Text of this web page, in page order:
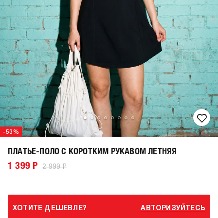
-53%
ПЛАТЬЕ-ПОЛО С КОРОТКИМ РУКАВОМ ЛЕТНЯЯ
1 399 Р 2 999 Р
ХОТИТЕ ДЕШЕВЛЕ? АВТОРИЗУЙТЕСЬ